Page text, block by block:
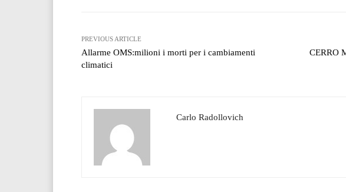
PREVIOUS ARTICLE
Allarme OMS:milioni i morti per i cambiamenti
climatici
CERRO
Carlo Radollovich